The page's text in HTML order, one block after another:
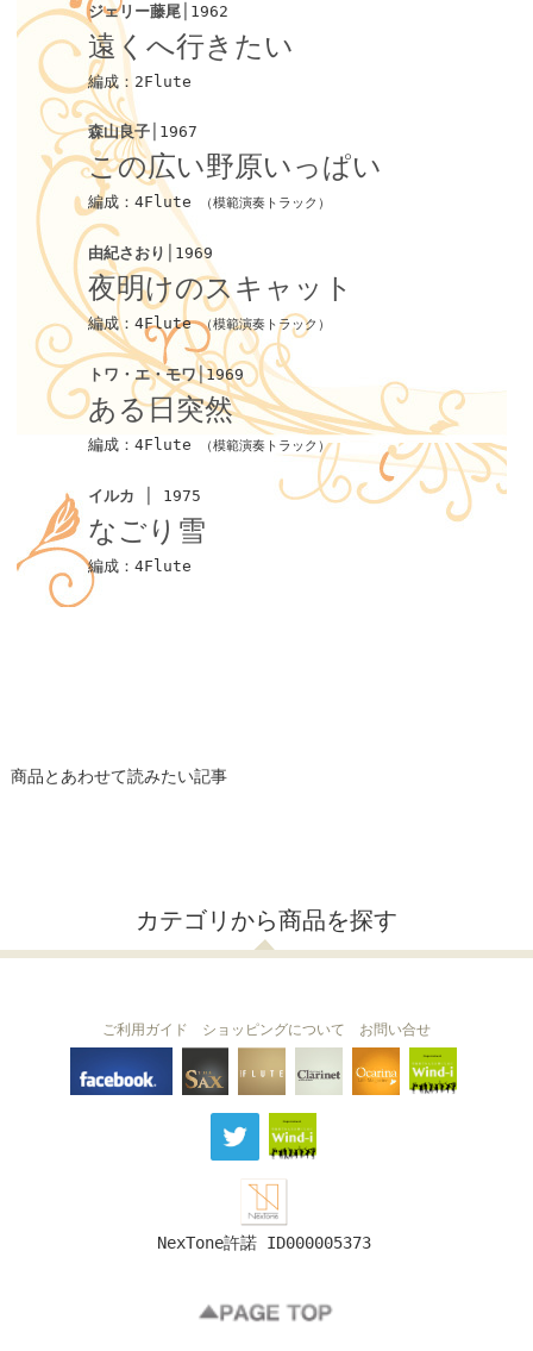
ジェリー藤尾│1962
遠くへ行きたい
編成：2Flute
森山良子│1967
この広い野原いっぱい
編成：4Flute （模範演奏トラック）
由紀さおり │1969
夜明けのスキャット
編成：4Flute（模範演奏トラック）
トワ・エ・モワ│1969
ある日突然
編成：4Flute （模範演奏トラック）
イルカ │ 1975
なごり雪
編成：4Flute
商品とあわせて読みたい記事
カテゴリから商品を探す
THE SAX The Clarinet
Ocarina
ご利用ガイド ショッピングについて お問い合せ
NexTone許諾 ID000005373